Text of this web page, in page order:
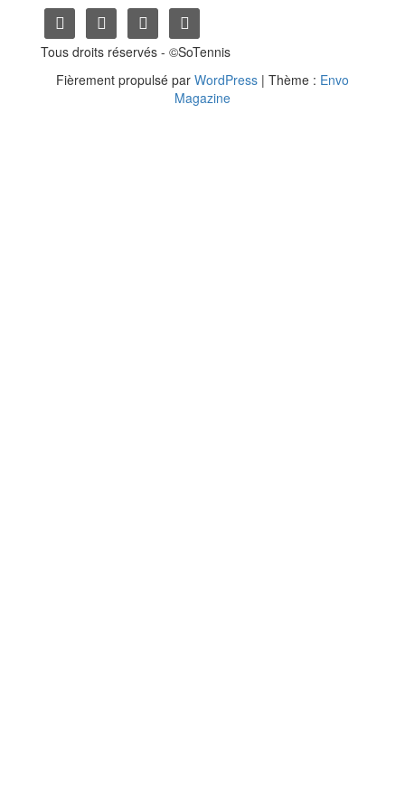
Tous droits réservés - ©SoTennis
Fièrement propulsé par WordPress | Thème : Envo
Magazine